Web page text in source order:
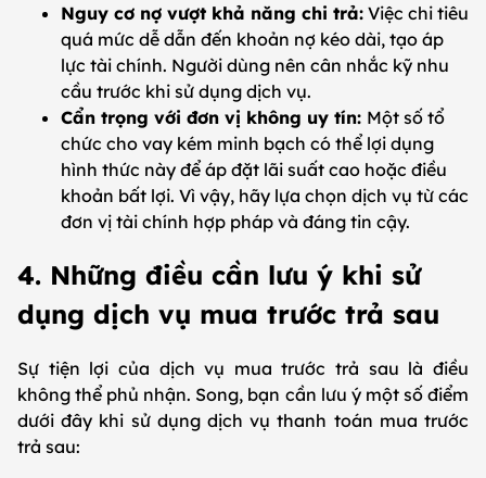
Nguy cơ nợ vượt khả năng chi trả: Việc chi tiêu
quá mức dễ dẫn đến khoản nợ kéo dài, tạo áp
lực tài chính. Người dùng nên cân nhắc kỹ nhu
cầu trước khi sử dụng dịch vụ.
Cẩn trọng với đơn vị không uy tín: Một số tổ
chức cho vay kém minh bạch có thể lợi dụng
hình thức này để áp đặt lãi suất cao hoặc điều
khoản bất lợi. Vì vậy, hãy lựa chọn dịch vụ từ các
đơn vị tài chính hợp pháp và đáng tin cậy.
4. Những điều cần lưu ý khi sử
dụng dịch vụ mua trước trả sau
Sự tiện lợi của dịch vụ mua trước trả sau là điều
không thể phủ nhận. Song, bạn cần lưu ý một số điểm
dưới đây khi sử dụng dịch vụ thanh toán mua trước
trả sau: